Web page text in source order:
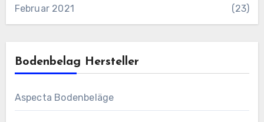
Februar 2021 (23)
Bodenbelag Hersteller
Aspecta Bodenbeläge